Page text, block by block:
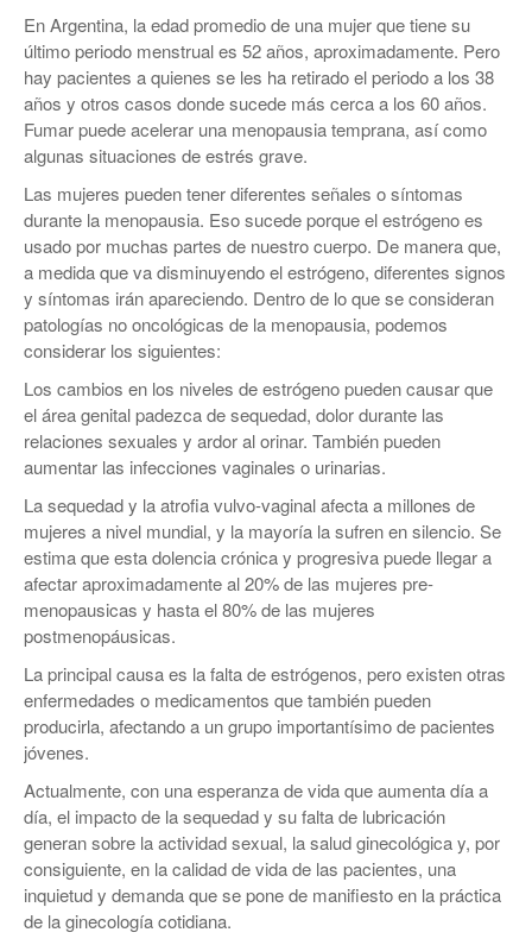
En Argentina, la edad promedio de una mujer que tiene su
último periodo menstrual es 52 años, aproximadamente. Pero
hay pacientes a quienes se les ha retirado el periodo a los 38
años y otros casos donde sucede más cerca a los 60 años.
Fumar puede acelerar una menopausia temprana, así como
algunas situaciones de estrés grave.
Las mujeres pueden tener diferentes señales o síntomas
durante la menopausia. Eso sucede porque el estrógeno es
usado por muchas partes de nuestro cuerpo. De manera que,
a medida que va disminuyendo el estrógeno, diferentes signos
y síntomas irán apareciendo. Dentro de lo que se consideran
patologías no oncológicas de la menopausia, podemos
considerar los siguientes:
Los cambios en los niveles de estrógeno pueden causar que
el área genital padezca de sequedad, dolor durante las
relaciones sexuales y ardor al orinar. También pueden
aumentar las infecciones vaginales o urinarias.
La sequedad y la atrofia vulvo-vaginal afecta a millones de
mujeres a nivel mundial, y la mayoría la sufren en silencio. Se
estima que esta dolencia crónica y progresiva puede llegar a
afectar aproximadamente al 20% de las mujeres pre-
menopausicas y hasta el 80% de las mujeres
postmenopáusicas.
La principal causa es la falta de estrógenos, pero existen otras
enfermedades o medicamentos que también pueden
producirla, afectando a un grupo importantísimo de pacientes
jóvenes.
Actualmente, con una esperanza de vida que aumenta día a
día, el impacto de la sequedad y su falta de lubricación
generan sobre la actividad sexual, la salud ginecológica y, por
consiguiente, en la calidad de vida de las pacientes, una
inquietud y demanda que se pone de manifiesto en la práctica
de la ginecología cotidiana.